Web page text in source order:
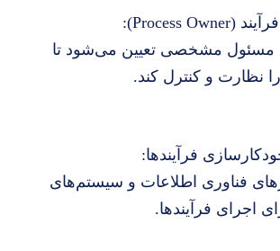
مسئول مشخصی تعیین می‌شود تا
نظارت و کنترل کند.
فناوری اطلاعات و سیستم‌های
اجرای فرآیندها.